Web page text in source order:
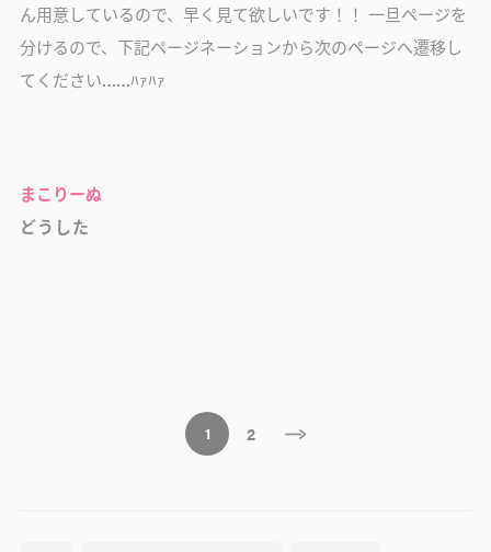
ん用意しているので、早く見て欲しいです！！ 一旦ページを
分けるので、下記ページネーションから次のページへ遷移し
てください……ﾊｧﾊｧ
まこりーぬ
どうした
1 2